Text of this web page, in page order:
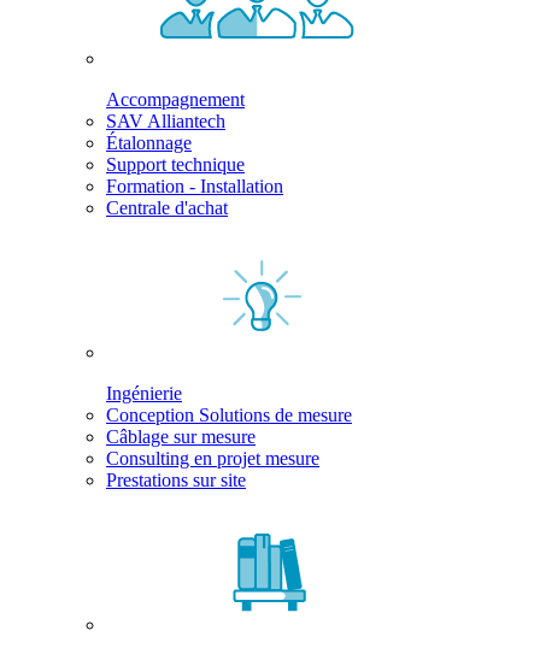
Accompagnement
SAV Alliantech
Étalonnage
Support technique
Formation - Installation
Centrale d'achat
Ingénierie
Conception Solutions de mesure
Câblage sur mesure
Consulting en projet mesure
Prestations sur site